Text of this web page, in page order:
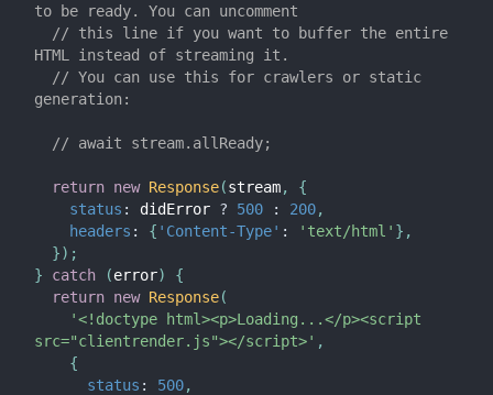
to be ready. You can uncomment
// this line if you want to buffer the entire
HTML instead of streaming it.
// You can use this for crawlers or static
generation:
// await stream.allReady;
return new Response(stream,
{
status : didError ? 500 : 200,
headers : { 'Content-Type' : 'text/html' } ,
}) ;
}
catch (error)
{
return new Response(
'<!doctype html><p>Loading...</p><script
src="clientrender.js"></script>' ,
{
status : 500,